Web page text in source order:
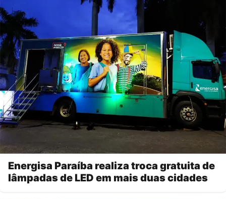
Energisa Paraíba realiza troca gratuita de
lâmpadas de LED em mais duas cidades